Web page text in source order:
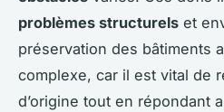
problèmes structurels et
préservation des bâtiments
complexe, car il est vital de
d’origine tout en répondant